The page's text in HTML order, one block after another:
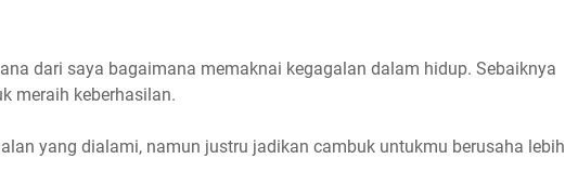
dari saya bagaimana memaknai kegagalan dalam hidup. Sebaiknya
meraih keberhasilan.
yang dialami, namun justru jadikan cambuk untukmu berusaha lebih